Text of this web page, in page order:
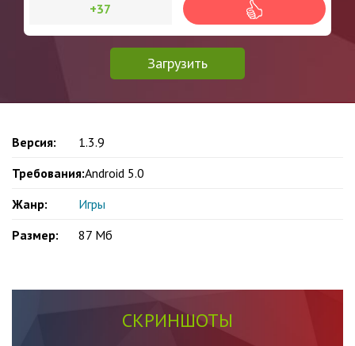
Загрузить
+37
Версия:
1.3.9
Требования:Android 5.0
Жанр:
Игры
Размер:
87 Mб
СКРИНШОТЫ